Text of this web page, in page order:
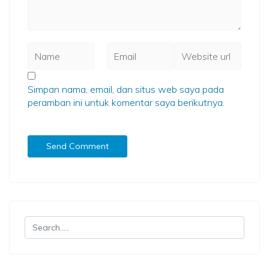
Simpan nama, email, dan situs web saya pada
peramban ini untuk komentar saya berikutnya.